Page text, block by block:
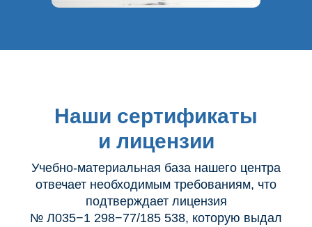
Наши сертификаты
и лицензии
Учебно-материальная база нашего центра
отвечает необходимым требованиям, что
подтверждает лицензия
№ Л035−1 298−77/185 538, которую выдал